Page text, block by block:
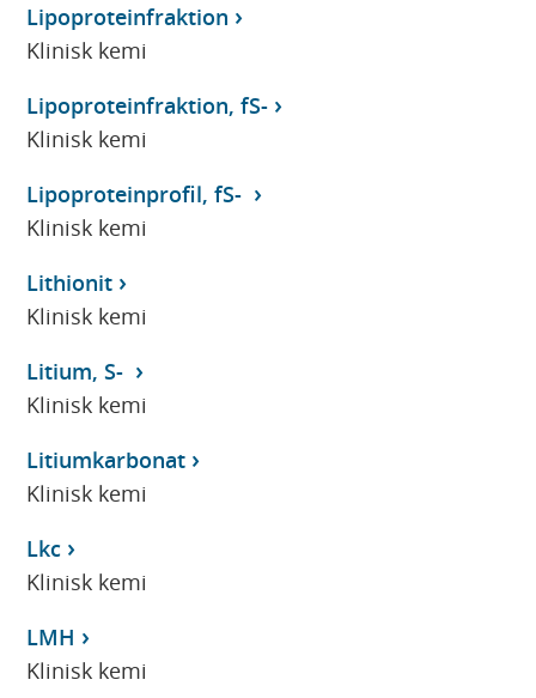
Lipoproteinfraktion
Klinisk kemi
Lipoproteinfraktion, fS-
Klinisk kemi
Lipoproteinprofil, fS-
Klinisk kemi
Lithionit
Klinisk kemi
Litium, S-
Klinisk kemi
Litiumkarbonat
Klinisk kemi
Lkc
Klinisk kemi
LMH
Klinisk kemi